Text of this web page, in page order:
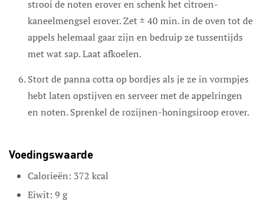
strooi de noten erover en schenk het citroen-
kaneelmengsel erover. Zet ± 40 min. in de oven tot de
appels helemaal gaar zijn en bedruip ze tussentijds
met wat sap. Laat afkoelen.
Stort de panna cotta op bordjes als je ze in vormpjes
hebt laten opstijven en serveer met de appelringen
en noten. Sprenkel de rozijnen-honingsiroop erover.
Voedingswaarde
Calorieën: 372 kcal
Eiwit: 9 g